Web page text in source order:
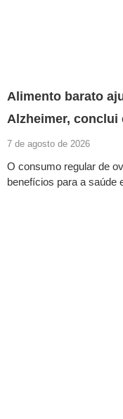
Alimento barato
Alzheimer, conclui
7 de agosto de 2026
O consumo regular de
benefícios para a saúde